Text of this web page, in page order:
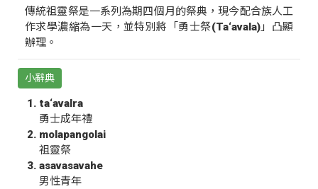
傳統祖靈祭是一系列為期四個月的祭典，現今配合族人工
作求學濃縮為一天，並特別將「勇士祭(Ta‘avala)」凸顯
辦理。
小辭典
ta‘avalra
勇士成年禮
molapangolai
祖靈祭
asavasavahe
男性青年